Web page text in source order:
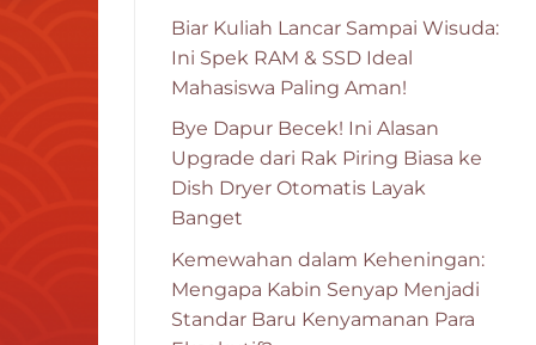
Biar Kuliah Lancar Sampai Wisuda:
Ini Spek RAM & SSD Ideal
Mahasiswa Paling Aman!
Bye Dapur Becek! Ini Alasan
Upgrade dari Rak Piring Biasa ke
Dish Dryer Otomatis Layak
Banget
Kemewahan dalam Keheningan:
Mengapa Kabin Senyap Menjadi
Standar Baru Kenyamanan Para